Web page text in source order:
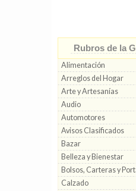
Rubros de la
Alimentación
Arreglos del Hogar
Arte y Artesanías
Audio
Automotores
Avisos Clasificados
Bazar
Belleza y Bienestar
Bolsos, Carteras y
Calzado